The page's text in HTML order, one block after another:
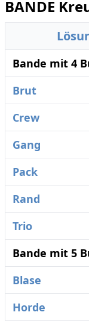
BANDE
Bande mit 4
Brut
Crew
Gang
Pack
Rand
Trio
Bande mit 5
Blase
Horde